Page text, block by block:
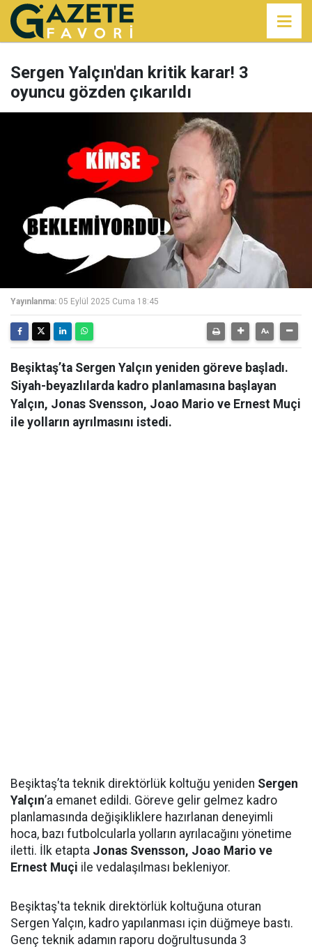
Sergen Yalçın'dan kritik karar! 3
oyuncu gözden çıkarıldı
Yayınlanma: 05 Eylül 2025 Cuma 18:45
Beşiktaş’ta Sergen Yalçın yeniden göreve başladı.
Siyah-beyazlılarda kadro planlamasına başlayan
Yalçın, Jonas Svensson, Joao Mario ve Ernest Muçi
ile yolların ayrılmasını istedi.
Beşiktaş’ta teknik direktörlük koltuğu yeniden Sergen
Yalçın’a emanet edildi. Göreve gelir gelmez kadro
planlamasında değişikliklere hazırlanan deneyimli
hoca, bazı futbolcularla yolların ayrılacağını yönetime
iletti. İlk etapta Jonas Svensson, Joao Mario ve
Ernest Muçi ile vedalaşılması bekleniyor.
Beşiktaş'ta teknik direktörlük koltuğuna oturan
Sergen Yalçın, kadro yapılanması için düğmeye bastı.
Genç teknik adamın raporu doğrultusunda 3